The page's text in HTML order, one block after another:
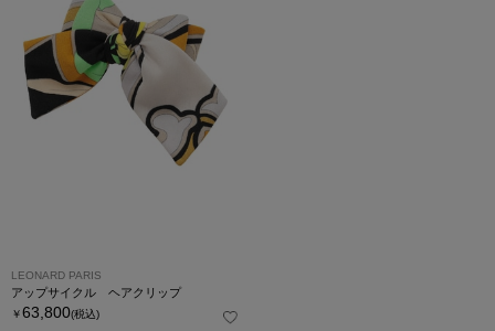
LEONARD PARIS
アップサイクル ヘアクリップ
￥63,800(税込)